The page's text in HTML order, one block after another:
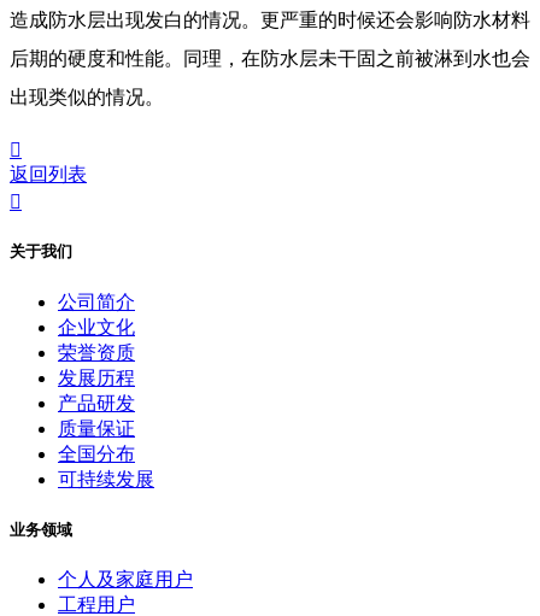
造成防水层出现发白的情况。更严重的时候还会影响防水材料
后期的硬度和性能。同理，在防水层未干固之前被淋到水也会
出现类似的情况。

返回列表

关于我们
公司简介
企业文化
荣誉资质
发展历程
产品研发
质量保证
全国分布
可持续发展
业务领域
个人及家庭用户
工程用户